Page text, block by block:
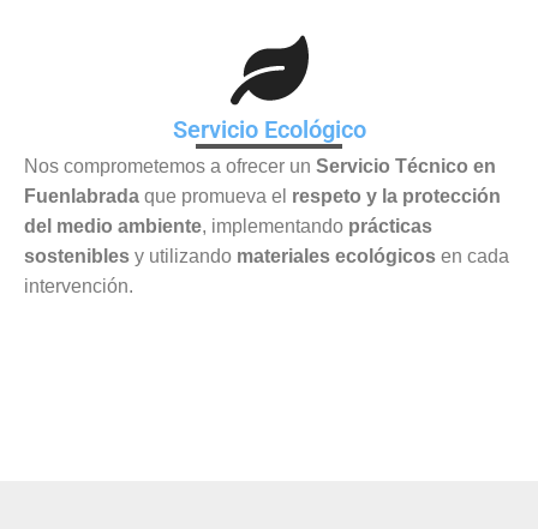
Servicio Ecológico
Nos comprometemos a ofrecer un Servicio Técnico en
Fuenlabrada que promueva el respeto y la protección
del medio ambiente, implementando prácticas
sostenibles y utilizando materiales ecológicos en cada
intervención.